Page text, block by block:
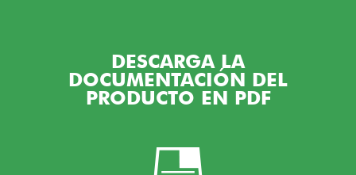
DESCARGA LA
DOCUMENTACIÓN DEL
PRODUCTO EN PDF